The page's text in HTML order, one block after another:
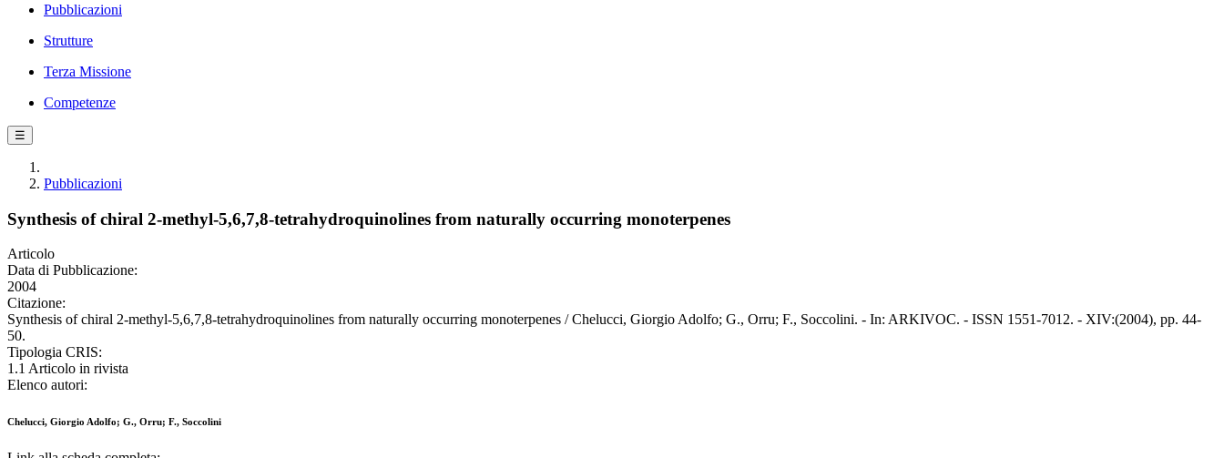
Pubblicazioni
Strutture
Terza Missione
Competenze
☰
Pubblicazioni
Synthesis of chiral 2-methyl-5,6,7,8-tetrahydroquinolines from naturally occurring monoterpenes
Articolo
Data di Pubblicazione:
2004
Citazione:
Synthesis of chiral 2-methyl-5,6,7,8-tetrahydroquinolines from naturally occurring monoterpenes / Chelucci, Giorgio Adolfo; G., Orru; F., Soccolini. - In: ARKIVOC. - ISSN 1551-7012. - XIV:(2004), pp. 44-
50.
Tipologia CRIS:
1.1 Articolo in rivista
Elenco autori:
Chelucci, Giorgio Adolfo; G., Orru; F., Soccolini